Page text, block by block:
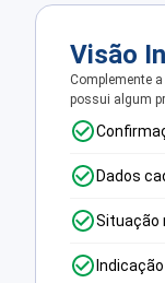
Visão
Complemente
possui algum
Dados
Situação